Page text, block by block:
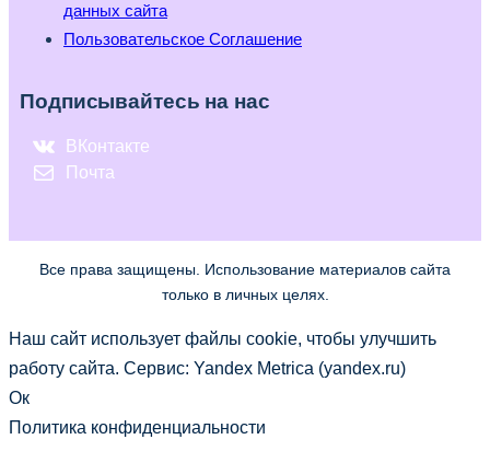
данных сайта
Пользовательское Соглашение
Подписывайтесь на нас
ВКонтакте
Почта
Все права защищены. Использование материалов сайта
только в личных целях.
Наш сайт использует файлы cookie, чтобы улучшить
работу сайта. Сервис: Yandex Metrica (yandex.ru)
Ок
Политика конфиденциальности